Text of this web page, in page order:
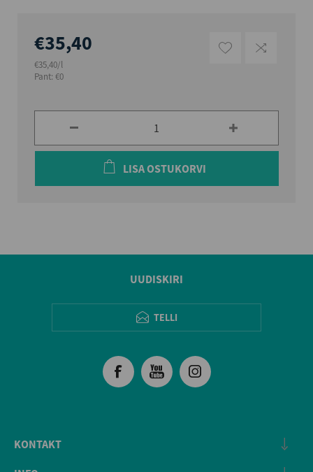
€35,40
€35,40/l
Pant: €0
LISA OSTUKORVI
UUDISKIRI
TELLI
KONTAKT